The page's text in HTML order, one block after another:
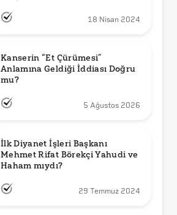
18 Nisan 2024
Kanserin “Et Çürümesi”
Anlamına Geldiği İddiası Doğru
mu?
5 Ağustos 2026
İlk Diyanet İşleri Başkanı
Mehmet Rifat Börekçi Yahudi ve
Haham mıydı?
29 Temmuz 2024